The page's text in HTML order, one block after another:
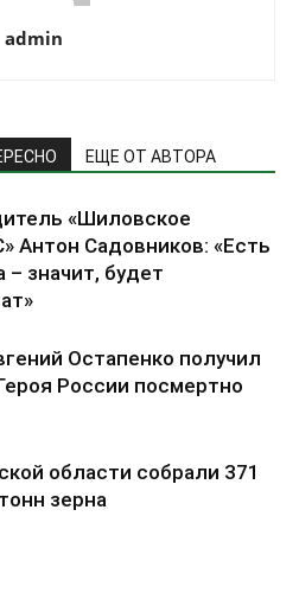
admin
ЕЩЕ ОТ АВТОРА
«Шиловское
Антон Садовников: «Есть
– значит, будет
Остапенко получил
России посмертно
области собрали 371
зерна